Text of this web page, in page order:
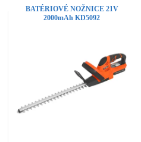
BATÉRIOVÉ NOŽNICE 21V
2000mAh KD5092